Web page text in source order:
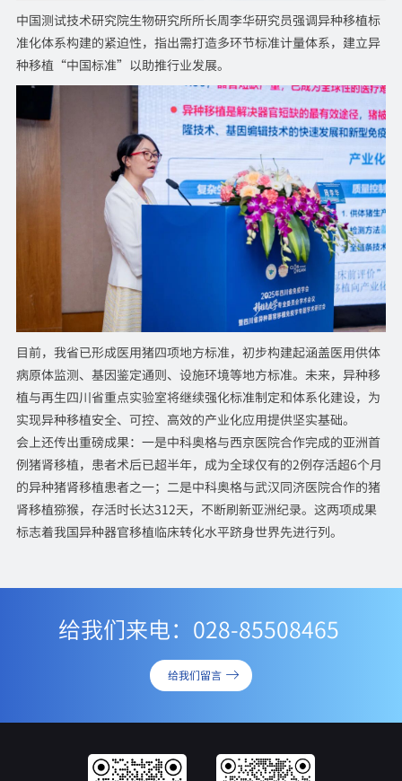
中国测试技术研究院生物研究所所长周李华研究员强调异种移植标
准化体系构建的紧迫性，指出需打造多环节标准计量体系，建立异
种移植“中国标准”以助推行业发展。
目前，我省已形成医用猪四项地方标准，初步构建起涵盖医用供体
病原体监测、基因鉴定通则、设施环境等地方标准。未来，异种移
植与再生四川省重点实验室将继续强化标准制定和体系化建设，为
实现异种移植安全、可控、高效的产业化应用提供坚实基础。
会上还传出重磅成果：一是中科奥格与西京医院合作完成的亚洲首
例猪肾移植，患者术后已超半年，成为全球仅有的2例存活超6个月
的异种猪肾移植患者之一；二是中科奥格与武汉同济医院合作的猪
肾移植猕猴，存活时长达312天，不断刷新亚洲纪录。这两项成果
标志着我国异种器官移植临床转化水平跻身世界先进行列。
给我们来电：028-85508465
给我们留言